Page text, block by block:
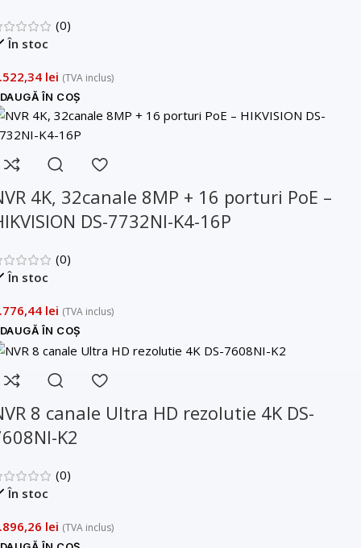
(0)
În stoc
lei (TVA inclus)
ÎN COȘ
4K, 32canale 8MP + 16 porturi PoE –
DS-7732NI-K4-16P
(0)
În stoc
lei (TVA inclus)
ÎN COȘ
8 canale Ultra HD rezolutie 4K DS-
K2
(0)
În stoc
lei (TVA inclus)